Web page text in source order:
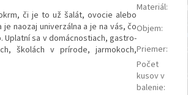
či je to už šalát, ovocie alebo
naozaj univerzálna a je na vás, čo
sa v domácnostiach, gastro-
školách v prírode, jarmokoch,
Materiál:
Objem:
Priemer:
Počet
kusov v
balenie: